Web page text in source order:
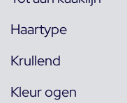
Haartype
Krullend
Kleur ogen